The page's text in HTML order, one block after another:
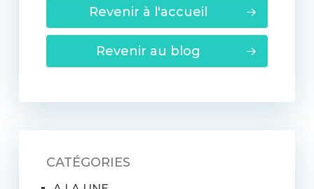
Revenir à l'accueil
Revenir au blog
CATÉGORIES